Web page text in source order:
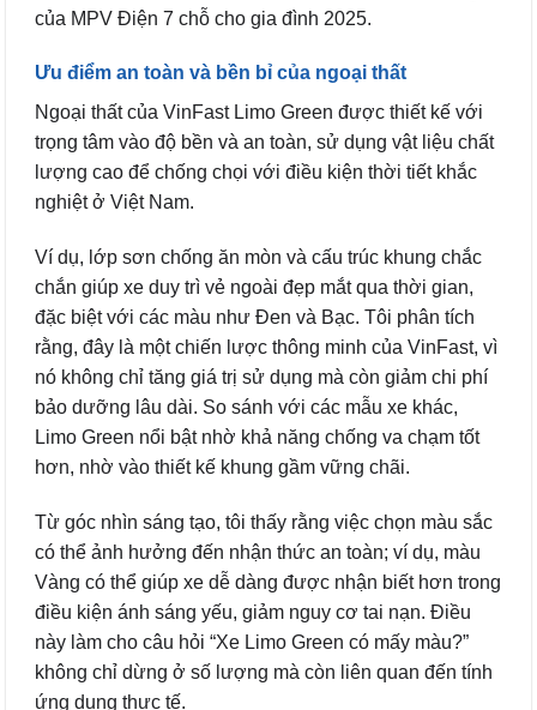
của MPV Điện 7 chỗ cho gia đình 2025.
Ưu điểm an toàn và bền bỉ của ngoại thất
Ngoại thất của VinFast Limo Green được thiết kế với
trọng tâm vào độ bền và an toàn, sử dụng vật liệu chất
lượng cao để chống chọi với điều kiện thời tiết khắc
nghiệt ở Việt Nam.
Ví dụ, lớp sơn chống ăn mòn và cấu trúc khung chắc
chắn giúp xe duy trì vẻ ngoài đẹp mắt qua thời gian,
đặc biệt với các màu như Đen và Bạc. Tôi phân tích
rằng, đây là một chiến lược thông minh của VinFast, vì
nó không chỉ tăng giá trị sử dụng mà còn giảm chi phí
bảo dưỡng lâu dài. So sánh với các mẫu xe khác,
Limo Green nổi bật nhờ khả năng chống va chạm tốt
hơn, nhờ vào thiết kế khung gầm vững chãi.
Từ góc nhìn sáng tạo, tôi thấy rằng việc chọn màu sắc
có thể ảnh hưởng đến nhận thức an toàn; ví dụ, màu
Vàng có thể giúp xe dễ dàng được nhận biết hơn trong
điều kiện ánh sáng yếu, giảm nguy cơ tai nạn. Điều
này làm cho câu hỏi “Xe Limo Green có mấy màu?”
không chỉ dừng ở số lượng mà còn liên quan đến tính
ứng dụng thực tế.